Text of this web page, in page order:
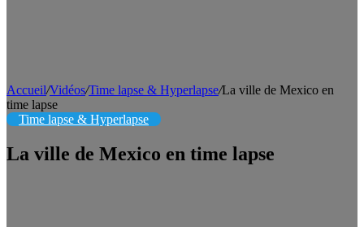
Accueil/Vidéos/Time lapse & Hyperlapse/La ville de Mexico en
time lapse
Time lapse & Hyperlapse
La ville de Mexico en time lapse